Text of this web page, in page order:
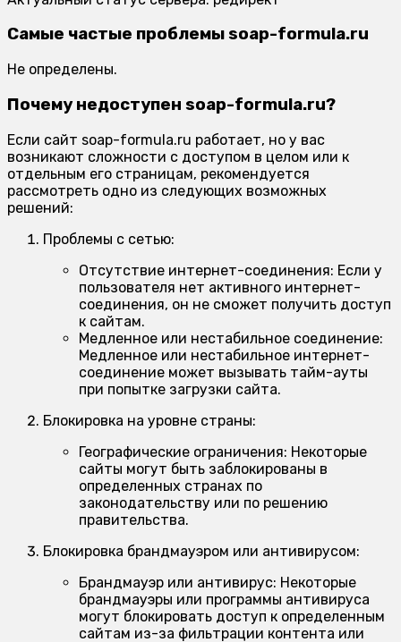
Самые частые проблемы soap-formula.ru
Не определены.
Почему недоступен soap-formula.ru?
Если сайт soap-formula.ru работает, но у вас
возникают сложности с доступом в целом или к
отдельным его страницам, рекомендуется
рассмотреть одно из следующих возможных
решений:
Проблемы с сетью:
Отсутствие интернет-соединения: Если у
пользователя нет активного интернет-
соединения, он не сможет получить доступ
к сайтам.
Медленное или нестабильное соединение:
Медленное или нестабильное интернет-
соединение может вызывать тайм-ауты
при попытке загрузки сайта.
Блокировка на уровне страны:
Географические ограничения: Некоторые
сайты могут быть заблокированы в
определенных странах по
законодательству или по решению
правительства.
Блокировка брандмауэром или антивирусом:
Брандмауэр или антивирус: Некоторые
брандмауэры или программы антивируса
могут блокировать доступ к определенным
сайтам из-за фильтрации контента или